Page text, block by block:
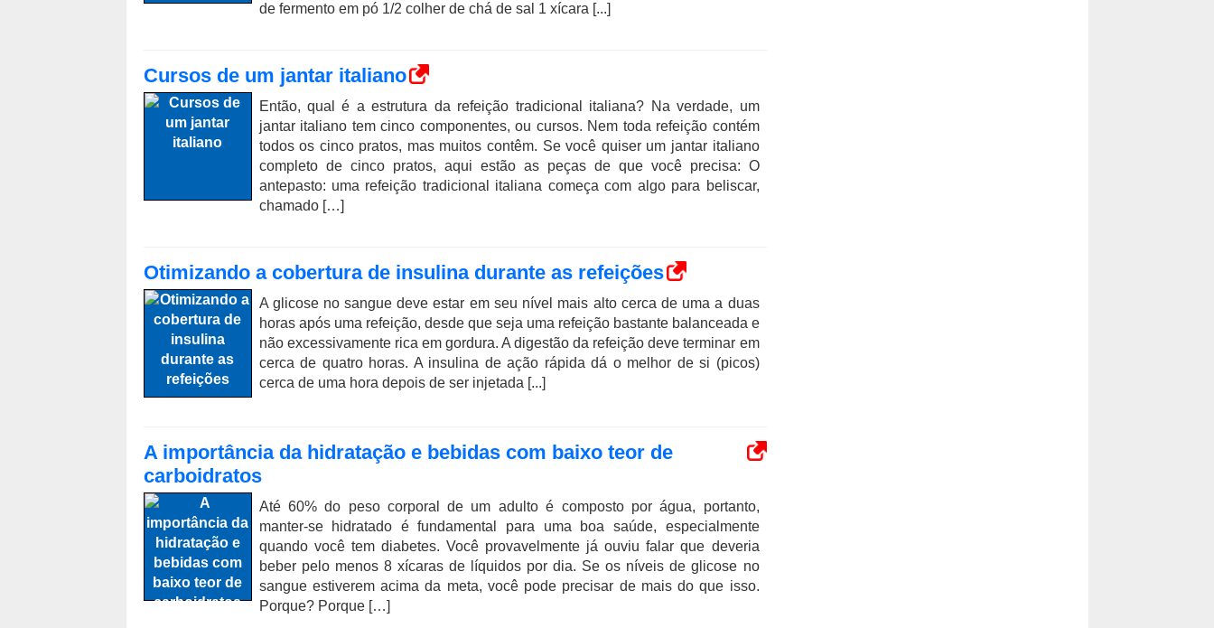
de fermento em pó 1/2 colher de chá de sal 1 xícara [...]
Cursos de um jantar italiano
Então, qual é a estrutura da refeição tradicional italiana? Na verdade, um
jantar italiano tem cinco componentes, ou cursos. Nem toda refeição contém
todos os cinco pratos, mas muitos contêm. Se você quiser um jantar italiano
completo de cinco pratos, aqui estão as peças de que você precisa: O
antepasto: uma refeição tradicional italiana começa com algo para beliscar,
chamado […]
Otimizando a cobertura de insulina durante as refeições
A glicose no sangue deve estar em seu nível mais alto cerca de uma a duas
horas após uma refeição, desde que seja uma refeição bastante balanceada e
não excessivamente rica em gordura. A digestão da refeição deve terminar em
cerca de quatro horas. A insulina de ação rápida dá o melhor de si (picos)
cerca de uma hora depois de ser injetada [...]
A importância da hidratação e bebidas com baixo teor de
carboidratos
Até 60% do peso corporal de um adulto é composto por água, portanto,
manter-se hidratado é fundamental para uma boa saúde, especialmente
quando você tem diabetes. Você provavelmente já ouviu falar que deveria
beber pelo menos 8 xícaras de líquidos por dia. Se os níveis de glicose no
sangue estiverem acima da meta, você pode precisar de mais do que isso.
Porque? Porque […]